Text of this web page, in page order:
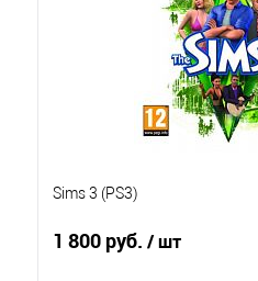
Sims 3 (PS3)
1 800 руб. / шт